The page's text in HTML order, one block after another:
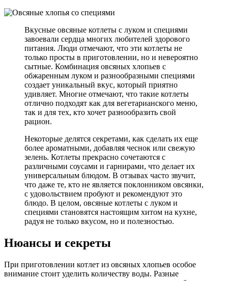
Вкусные овсяные котлеты с луком и специями
завоевали сердца многих любителей здорового
питания. Люди отмечают, что эти котлеты не
только просты в приготовлении, но и невероятно
сытные. Комбинация овсяных хлопьев с
обжаренным луком и разнообразными специями
создает уникальный вкус, который приятно
удивляет. Многие отмечают, что такие котлеты
отлично подходят как для вегетарианского меню,
так и для тех, кто хочет разнообразить свой
рацион.
Некоторые делятся секретами, как сделать их еще
более ароматными, добавляя чеснок или свежую
зелень. Котлеты прекрасно сочетаются с
различными соусами и гарнирами, что делает их
универсальным блюдом. В отзывах часто звучит,
что даже те, кто не является поклонником овсянки,
с удовольствием пробуют и рекомендуют это
блюдо. В целом, овсяные котлеты с луком и
специями становятся настоящим хитом на кухне,
радуя не только вкусом, но и полезностью.
Нюансы и секреты
При приготовлении котлет из овсяных хлопьев особое
внимание стоит уделить количеству воды. Разные